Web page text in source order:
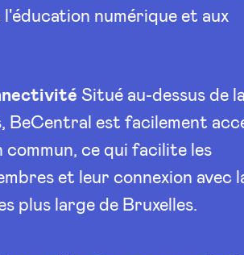
numérique et aux
Situé au-dessus de
BeCentral est facilement
ce qui facilite les
et leur connexion avec
plus large de Bruxelles.